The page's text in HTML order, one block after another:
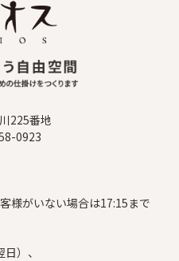
225番地
0923
様がいない場合は17:15まで
）、